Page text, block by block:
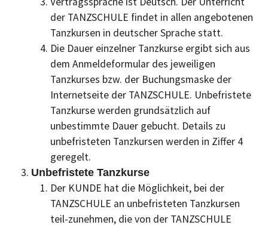
der TANZSCHULE findet in allen angebotenen
Tanzkursen in deutscher Sprache statt.
Die Dauer einzelner Tanzkurse ergibt sich aus
dem Anmeldeformular des jeweiligen
Tanzkurses bzw. der Buchungsmaske der
Internetseite der TANZSCHULE. Unbefristete
Tanzkurse werden grundsätzlich auf
unbestimmte Dauer gebucht. Details zu
unbefristeten Tanzkursen werden in Ziffer 4
geregelt.
Unbefristete Tanzkurse
Der KUNDE hat die Möglichkeit, bei der
TANZSCHULE an unbefristeten Tanzkursen
teil-zunehmen, die von der TANZSCHULE